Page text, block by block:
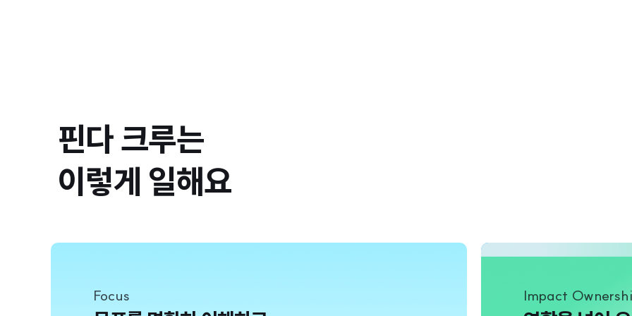
핀다 크루는
이렇게 일해요
Focus Impact